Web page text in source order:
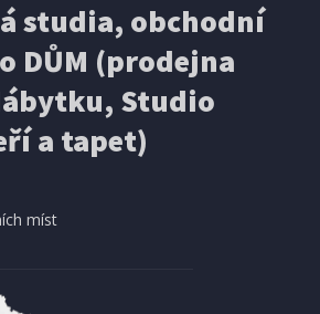
studia, obchodní
DŮM (prodejna
Studio
a tapet)
míst